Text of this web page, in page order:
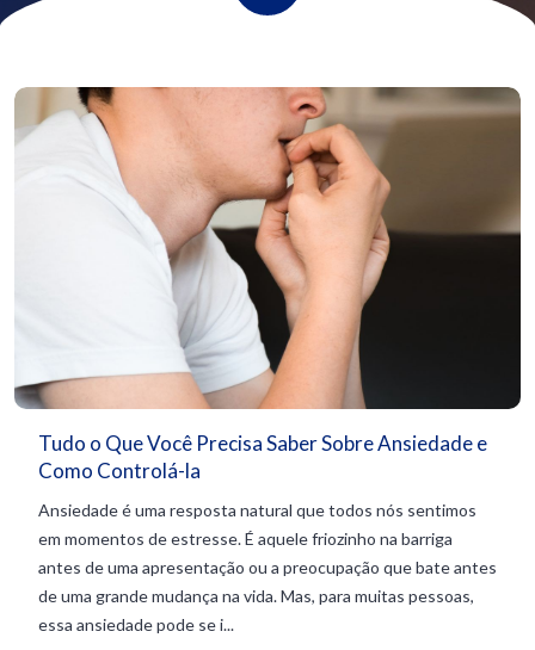
Tudo o Que Você Precisa Saber Sobre Ansiedade e
Como Controlá-la
Ansiedade é uma resposta natural que todos nós sentimos
em momentos de estresse. É aquele friozinho na barriga
antes de uma apresentação ou a preocupação que bate antes
de uma grande mudança na vida. Mas, para muitas pessoas,
essa ansiedade pode se i...